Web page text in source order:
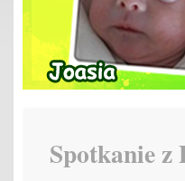
Spotkanie z